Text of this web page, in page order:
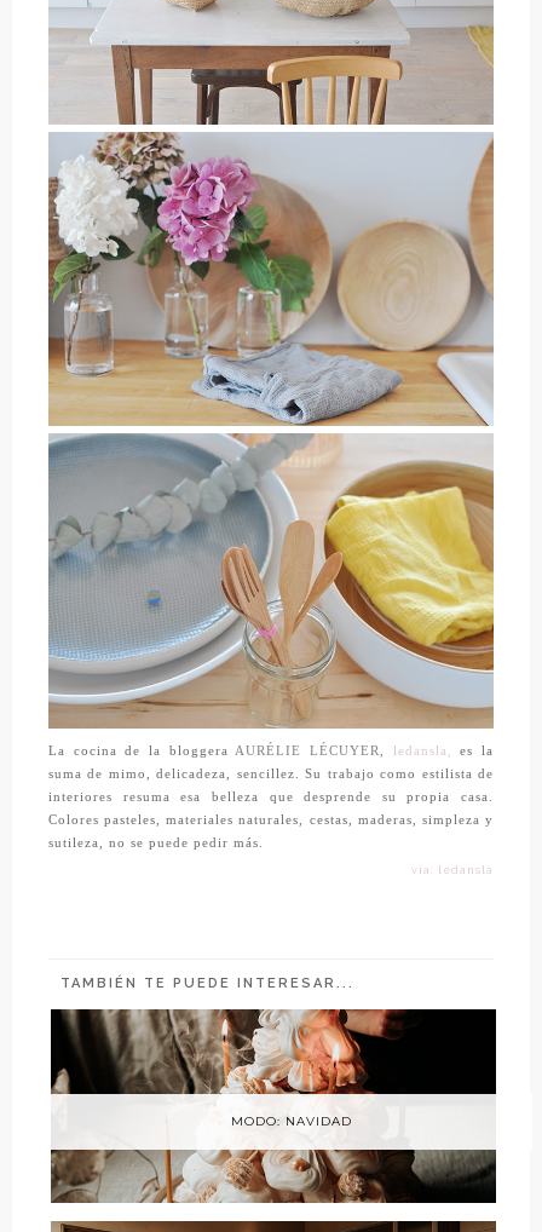
La cocina de la bloggera AURÉLIE LÉCUYER, ledansla,
es la
suma de mimo, delicadeza, sencillez. Su trabajo como estilista de
interiores resuma esa belleza que desprende su propia casa.
Colores pasteles, materiales naturales, cestas, maderas, simpleza y
sutileza, no se puede pedir más.
vía: ledansla
TAMBIÉN TE PUEDE INTERESAR...
MODO: NAVIDAD